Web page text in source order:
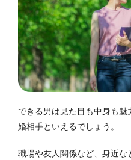
できる男は見た目も中身も
婚相手といえるでしょう。
職場や友人関係など、身近な